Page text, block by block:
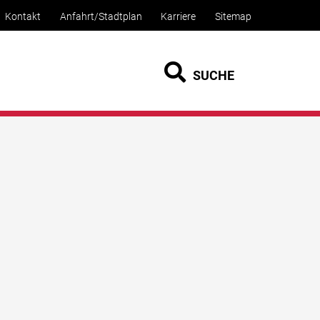
Kontakt Anfahrt/Stadtplan Karriere Sitemap
SUCHE